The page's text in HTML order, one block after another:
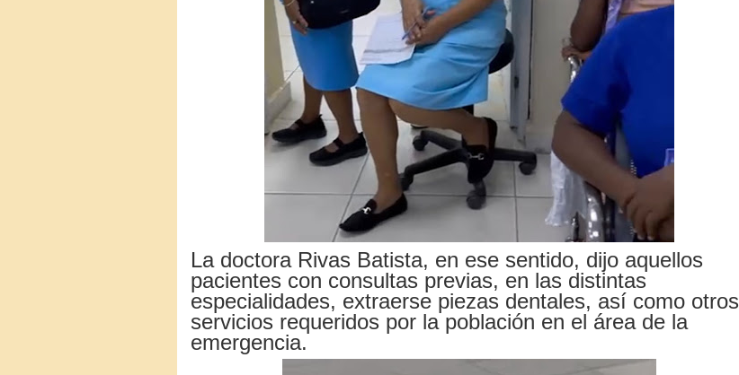
La doctora Rivas Batista, en ese sentido, dijo aquellos
pacientes con consultas previas, en las distintas
especialidades, extraerse piezas dentales, así como otros
servicios requeridos por la población en el área de la
emergencia.